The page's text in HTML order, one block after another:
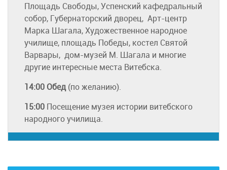
Площадь Свободы, Успенский кафедральный
собор, Губернаторский дворец, Арт-центр
Марка Шагала, Художественное народное
училище, площадь Победы, костел Святой
Варвары, дом-музей М. Шагала и многие
другие интересные места Витебска.
14:00 Обед(по желанию).
15:00 Посещение музея истории витебского
народного училища.